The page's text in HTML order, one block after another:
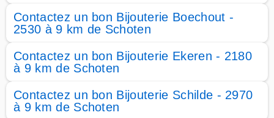
Contactez un bon Bijouterie Boechout -
2530 à 9 km de Schoten
Contactez un bon Bijouterie Ekeren - 2180
à 9 km de Schoten
Contactez un bon Bijouterie Schilde - 2970
à 9 km de Schoten